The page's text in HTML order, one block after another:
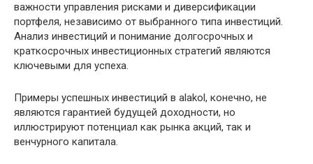
важности управления рисками и диверсификации
портфеля, независимо от выбранного типа инвестиций.
Анализ инвестиций и понимание долгосрочных и
краткосрочных инвестиционных стратегий являются
ключевыми для успеха.
Примеры успешных инвестиций в alakol, конечно, не
являются гарантией будущей доходности, но
иллюстрируют потенциал как рынка акций, так и
венчурного капитала.